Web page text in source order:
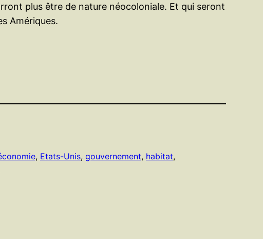
plus être de nature néocoloniale. Et qui seront
Amériques.
, Etats-Unis, gouvernement, habitat